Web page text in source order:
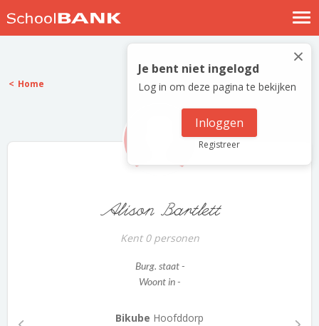
Nostalgische verhalen
Log in
Meld je gratis aan
×
Je bent niet ingelogd
Log in om deze pagina te bekijken
Inloggen
Registreer
Home
Alison Bartlett
Kent 0 personen
Burg. staat -
Woont in -
Bikube Hoofddorp